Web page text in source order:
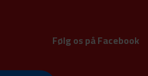
Følg os på Facebook